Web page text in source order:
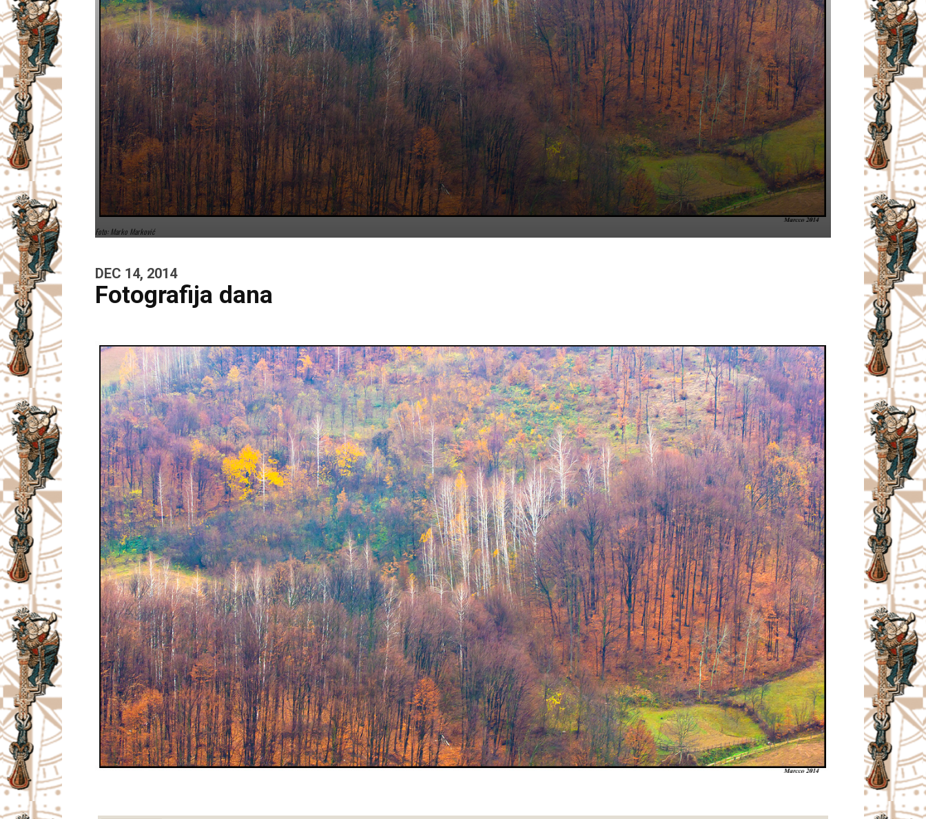
Foto: Marko Marković
DEC 14, 2014
Fotografija dana